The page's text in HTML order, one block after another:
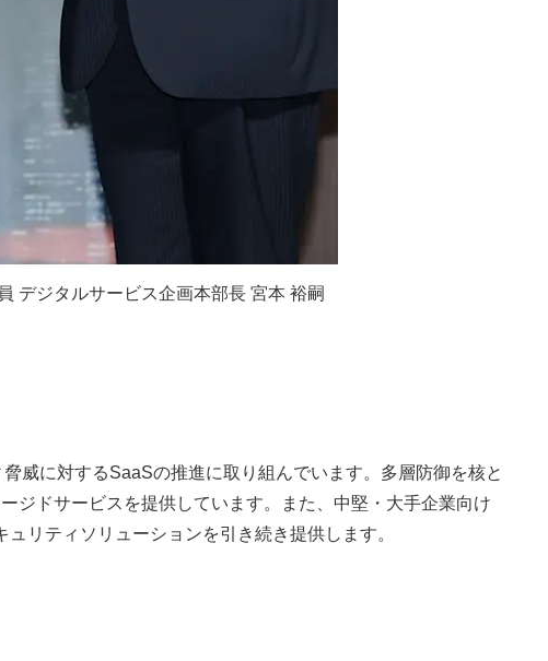
ジタルサービス企画本部長 宮本 裕嗣
威に対するSaaSの推進に取り組んでいます。多層防御を核と
ジドサービスを提供しています。また、中堅・大手企業向け
リティソリューションを引き続き提供します。